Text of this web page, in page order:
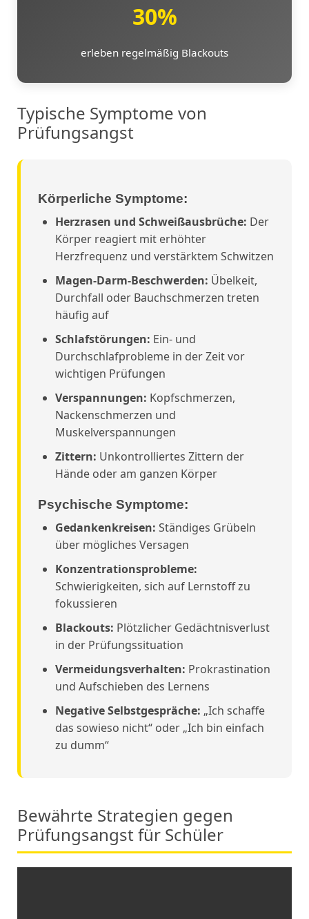
30%
erleben regelmäßig Blackouts
Typische Symptome von
Prüfungsangst
Körperliche Symptome:
Herzrasen und Schweißausbrüche: Der
Körper reagiert mit erhöhter
Herzfrequenz und verstärktem Schwitzen
Magen-Darm-Beschwerden: Übelkeit,
Durchfall oder Bauchschmerzen treten
häufig auf
Schlafstörungen: Ein- und
Durchschlafprobleme in der Zeit vor
wichtigen Prüfungen
Verspannungen: Kopfschmerzen,
Nackenschmerzen und
Muskelverspannungen
Zittern: Unkontrolliertes Zittern der
Hände oder am ganzen Körper
Psychische Symptome:
Gedankenkreisen: Ständiges Grübeln
über mögliches Versagen
Konzentrationsprobleme:
Schwierigkeiten, sich auf Lernstoff zu
fokussieren
Blackouts: Plötzlicher Gedächtnisverlust
in der Prüfungssituation
Vermeidungsverhalten: Prokrastination
und Aufschieben des Lernens
Negative Selbstgespräche: „Ich schaffe
das sowieso nicht“ oder „Ich bin einfach
zu dumm“
Bewährte Strategien gegen
Prüfungsangst für Schüler